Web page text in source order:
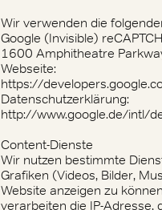
Wir verwenden die
Google (Invisible)
1600 Amphitheatre
Webseite:
https://
Datenschutzerklärung:
http://www.google.de/intl/
Content-Dienste
Wir nutzen bestimmte
Grafiken (Videos, Bilder,
Website anzeigen zu
verarbeiten die IP-Adresse,